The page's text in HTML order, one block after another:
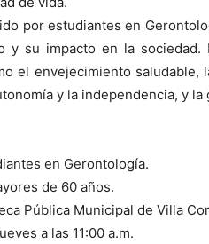
por estudiantes en
y su impacto en la sociedad.
el envejecimiento
y la independencia, y
en Gerontología.
de 60 años.
Pública Municipal de Villa
a las 11:00 a.m.